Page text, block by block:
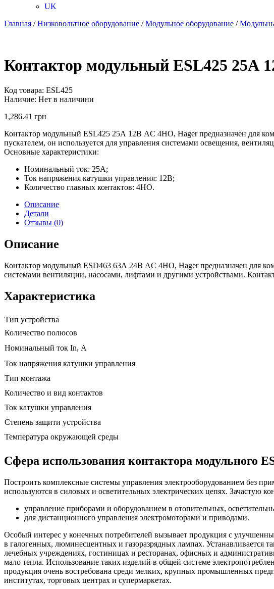
UK
Главная /Низковольтное оборудование /Модульное оборудование /
Контактор модульный ESL425 25А
Код товара: ESL425
Наличие: Нет в наличини
1,286.41 грн
Контактор модульный ESL425 25А 12В AC 4НО, Hager предназначен для
пускателем, он используется для управления системами освещения,
Основные характеристики:
Номинальный ток: 25А;
Ток напряжения катушки управления: 12В;
Количество главных контактов: 4НО.
Описание
Детали
Отзывы (0)
Описание
Контактор модульный ESD463 63А 24В AC 4НО, Hager предназначен для
системами вентиляции, насосами, лифтами и другими устройствами.
Характеристика
Тип устройства
Количество полюсов
Номинальный ток In, А
Ток напряжения катушки управления
Тип монтажа
Количество и вид контактов
Ток катушки управления
Степень защити устройства
Температура окружающей среды
Сфера использования контактора модульного
Построить комплексные системы управления электрооборудованием без
используются в силовых и осветительных электрических цепях. Зачастую
управление приборами и оборудованием в отопительных,
для дистанционного управления электромоторами и приводами.
Особый интерес у конечных потребителей вызывает продукция с
в галогенных, люминесцентных и газоразрядных лампах. Устанавливается
лечебных учреждениях, гостиницах и ресторанах, офисных и
мало тепла. Использование таких изделий в общей системе
продукция очень востребована среди мелких, крупных промышленных
институтах, торговых центрах и супермаркетах.